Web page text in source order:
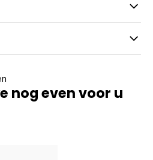
nog even voor u